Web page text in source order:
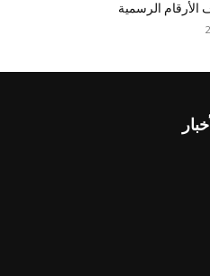
الرسمية